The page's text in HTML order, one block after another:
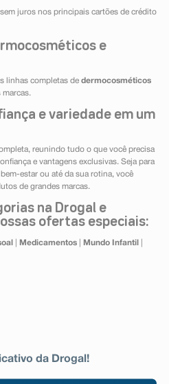
juros nos principais cartões de crédito
e
linhas completas de dermocosméticos
marcas.
e variedade em um
reunindo tudo o que você precisa
e vantagens exclusivas. Seja para
estar ou até da sua rotina, você
de grandes marcas.
na Drogal e
ofertas especiais:
Medicamentos| Mundo Infantil
da Drogal!